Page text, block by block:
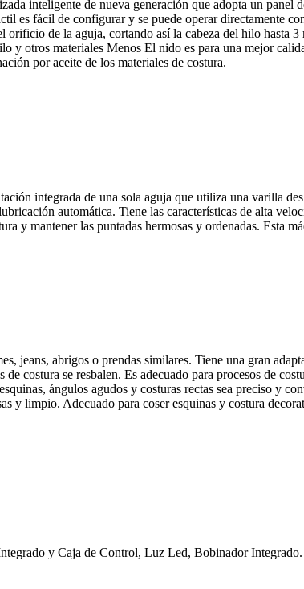
inteligente de nueva generación que adopta un
es fácil de configurar y se puede operar directamente
orificio de la aguja, cortando así la cabeza del hilo hasta
y otros materiales Menos El nido es para una mejor
por aceite de los materiales de costura.
integrada de una sola aguja que utiliza una varilla
automática. Tiene las características de alta
y mantener las puntadas hermosas y ordenadas.
jeans, abrigos o prendas similares. Tiene una gran
costura se resbalen. Es adecuado para procesos de
ángulos agudos y costuras rectas sea preciso y
y limpio. Adecuado para coser esquinas y costura
y Caja de Control, Luz Led, Bobinador Integrado.